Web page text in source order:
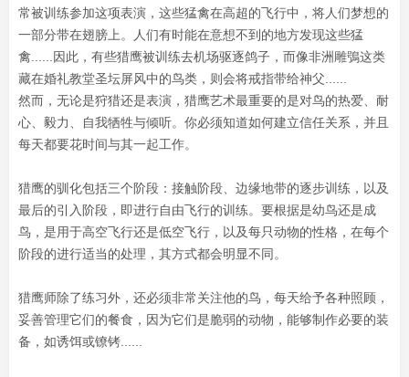
常被训练参加这项表演，这些猛禽在高超的飞行中，将人们梦想的
一部分带在翅膀上。人们有时能在意想不到的地方发现这些猛
禽......因此，有些猎鹰被训练去机场驱逐鸽子，而像非洲雕鴞这类
藏在婚礼教堂圣坛屏风中的鸟类，则会将戒指带给神父......
然而，无论是狩猎还是表演，猎鹰艺术最重要的是对鸟的热爱、耐
心、毅力、自我牺牲与倾听。你必须知道如何建立信任关系，并且
每天都要花时间与其一起工作。
猎鹰的驯化包括三个阶段：接触阶段、边缘地带的逐步训练，以及
最后的引入阶段，即进行自由飞行的训练。要根据是幼鸟还是成
鸟，是用于高空飞行还是低空飞行，以及每只动物的性格，在每个
阶段的进行适当的处理，其方式都会明显不同。
猎鹰师除了练习外，还必须非常关注他的鸟，每天给予各种照顾，
妥善管理它们的餐食，因为它们是脆弱的动物，能够制作必要的装
备，如诱饵或镣铐......